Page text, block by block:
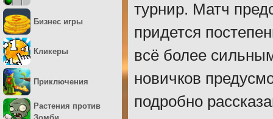
турнир. Матч
придется
всё более
новичков
подробно
Бизнес игры
Кликеры
Приключения
Растения против